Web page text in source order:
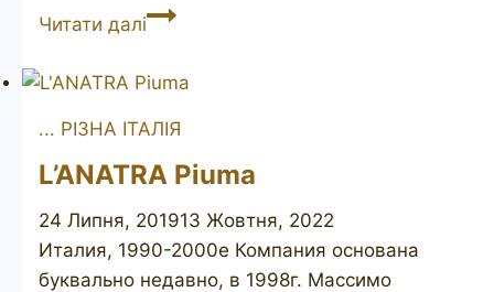
Читати даліSILVANO
... РІЗНА ІТАЛІЯ
L’ANATRA Piuma
24 Липня, 201913 Жовтня, 2022
Италия, 1990-2000е Компания основана
буквально недавно, в 1998г. Массимо